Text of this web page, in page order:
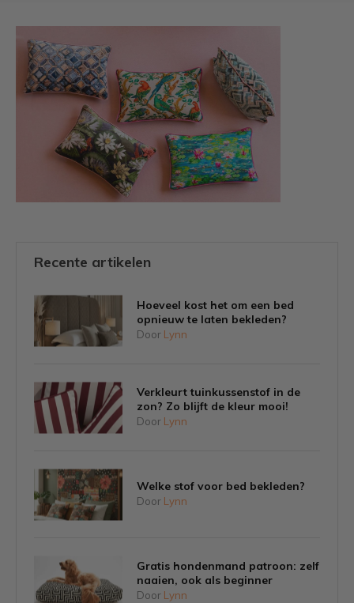
Recente artikelen
Hoeveel kost het om een bed
opnieuw te laten bekleden?
Door Lynn
Verkleurt tuinkussenstof in de
zon? Zo blijft de kleur mooi!
Door Lynn
Welke stof voor bed bekleden?
Door Lynn
Gratis hondenmand patroon: zelf
naaien, ook als beginner
Door Lynn